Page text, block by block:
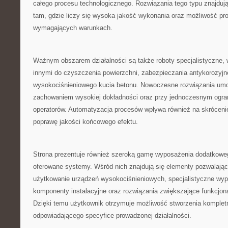
całego procesu technologicznego. Rozwiązania tego typu
tam, gdzie liczy się wysoka jakość wykonania oraz możliwość
wymagających warunkach.
Ważnym obszarem działalności są także roboty specjalistyczne,
innymi do czyszczenia powierzchni, zabezpieczania
wysokociśnieniowego kucia betonu. Nowoczesne rozwiązania
zachowaniem wysokiej dokładności oraz przy jednoczesnym
operatorów. Automatyzacja procesów wpływa również na
poprawę jakości końcowego efektu.
Strona prezentuje również szeroką gamę wyposażenia
oferowane systemy. Wśród nich znajdują się elementy
użytkowanie urządzeń wysokociśnieniowych, specjalistyczne
komponenty instalacyjne oraz rozwiązania zwiększające
Dzięki temu użytkownik otrzymuje możliwość stworzenia
odpowiadającego specyfice prowadzonej działalności.